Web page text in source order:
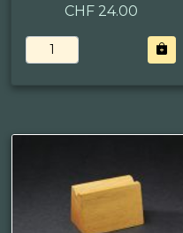
CHF 24.00